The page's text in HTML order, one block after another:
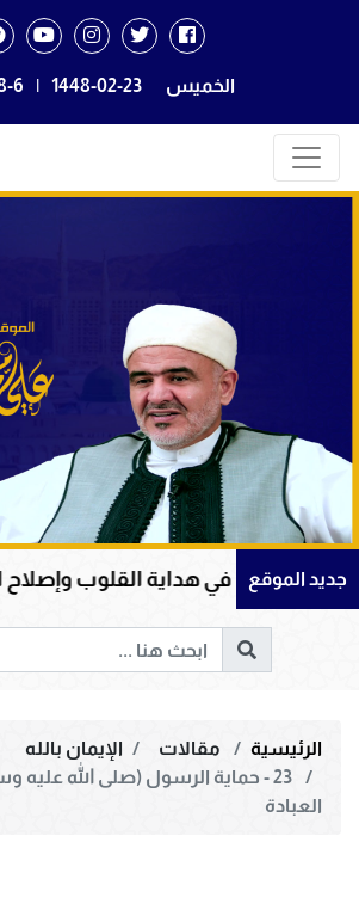
الخميس 1448-02-23
|
6
جديد الموقع
القلوب وإصلاح المجتمعات وقيادة
الرئيسية مقالات
الإيمان بالله
23 - حماية الرسول (صلى الله عليه
العبادة